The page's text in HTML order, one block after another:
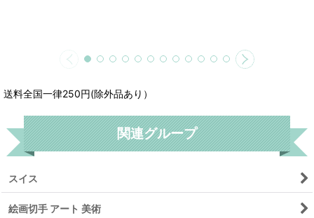
送料全国一律250円(除外品あり）
関連グループ
スイス
絵画切手 アート 美術